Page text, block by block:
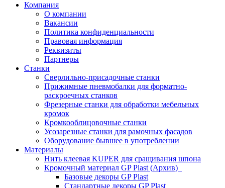
Компания
О компании
Вакансии
Политика конфиденциальности
Правовая информация
Реквизиты
Партнеры
Станки
Сверлильно-присадочные станки
Прижимные пневмобалки для форматно-
раскроечных станков
Фрезерные станки для обработки мебельных
кромок
Кромкооблицовочные станки
Усозарезные станки для рамочных фасадов
Оборудование бывшее в употреблении
Материалы
Нить клеевая KUPER для сращивания шпона
Кромочный материал GP Plast (Архив)
Базовые декоры GP Plast
Стандартные декоры GP Plast